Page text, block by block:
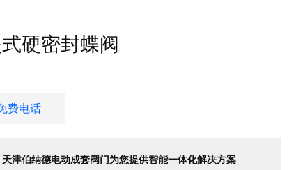
硬密封蝶阀
费电话
天津伯纳德电动成套阀门为您提供智能一体化解决方案